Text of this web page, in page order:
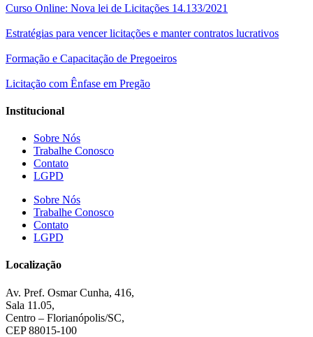
Curso Online: Nova lei de Licitações 14.133/2021
Estratégias para vencer licitações e manter contratos lucrativos
Formação e Capacitação de Pregoeiros
Licitação com Ênfase em Pregão
Institucional
Sobre Nós
Trabalhe Conosco
Contato
LGPD
Sobre Nós
Trabalhe Conosco
Contato
LGPD
Localização
Av. Pref. Osmar Cunha, 416,
Sala 11.05,
Centro – Florianópolis/SC,
CEP 88015-100